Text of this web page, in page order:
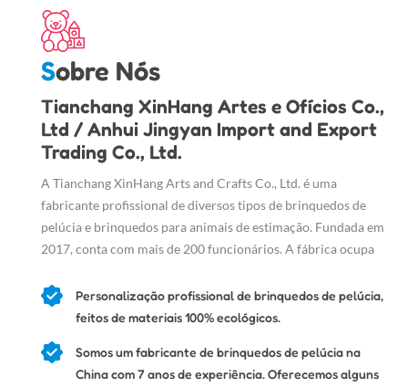
Sobre Nós
Tianchang XinHang Artes e Ofícios Co.,
Ltd / Anhui Jingyan Import and Export
Trading Co., Ltd.
A Tianchang XinHang Arts and Crafts Co., Ltd. é uma
fabricante profissional de diversos tipos de brinquedos de
pelúcia e brinquedos para animais de estimação. Fundada em
2017, conta com mais de 200 funcionários. A fábrica ocupa
Nossa fábrica possui oficinas modernas com equipamentos de
ponta.
Personalização profissional de brinquedos de pelúcia,
feitos de materiais 100% ecológicos.
Somos um fabricante de brinquedos de pelúcia na
China com 7 anos de experiência. Oferecemos alguns